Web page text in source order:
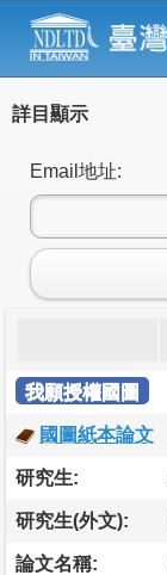
詳目顯示
Email地址:
我願授權國圖
國圖紙本論文
研究生:
研究生(外文):
論文名稱: